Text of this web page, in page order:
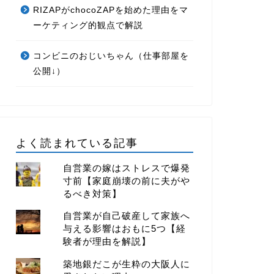
RIZAPがchocoZAPを始めた理由をマ
ーケティング的観点で解説
コンビニのおじいちゃん（仕事部屋を
公開↓）
よく読まれている記事
自営業の嫁はストレスで爆発
寸前【家庭崩壊の前に夫がや
るべき対策】
自営業が自己破産して家族へ
与える影響はおもに5つ【経
験者が理由を解説】
築地銀だこが生粋の大阪人に